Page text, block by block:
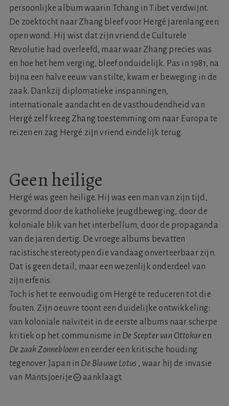
persoonlijke album waarin Tchang in Tibet verdwijnt.
De zoektocht naar Zhang bleef voor Hergé jarenlang een
open wond. Hij wist dat zijn vriend de Culturele
Revolutie had overleefd, maar waar Zhang precies was
en hoe het hem verging, bleef onduidelijk. Pas in 1981, na
bijna een halve eeuw van stilte, kwam er beweging in de
zaak. Dankzij diplomatieke inspanningen,
internationale aandacht en de vasthoudendheid van
Hergé zelf kreeg Zhang toestemming om naar Europa te
reizen en zag Hergé zijn vriend eindelijk terug.
Geen heilige
Hergé was geen heilige. Hij was een man van zijn tijd,
gevormd door de katholieke jeugdbeweging, door de
koloniale blik van het interbellum, door de propaganda
van de jaren dertig. De vroege albums bevatten
racistische stereotypen die vandaag onverteerbaar zijn.
Dat is geen detail, maar een wezenlijk onderdeel van
zijn erfenis.
Toch is het te eenvoudig om Hergé te reduceren tot die
fouten. Zijn oeuvre toont een duidelijke ontwikkeling:
van koloniale naïviteit in de eerste albums naar scherpe
kritiek op het communisme in De Scepter van Ottokar en
De zaak Zonnebloem en eerder een kritische houding
tegenover Japan in De Blauwe Lotus , waar hij de invasie
van Mantsjoerije
aanklaagt.